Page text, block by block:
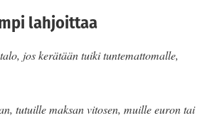
lahjoittaa
jos kerätään tuiki tuntemattomalle,
tutuille maksan vitosen, muille euron tai